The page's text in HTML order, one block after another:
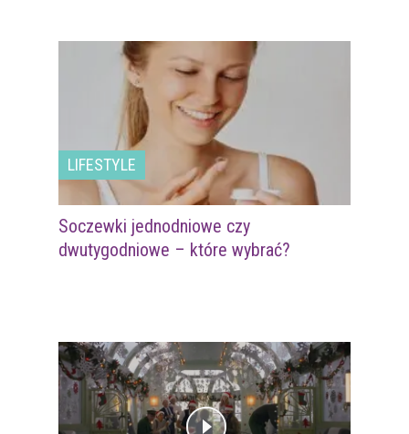
LIFESTYLE
Soczewki jednodniowe czy
dwutygodniowe – które wybrać?